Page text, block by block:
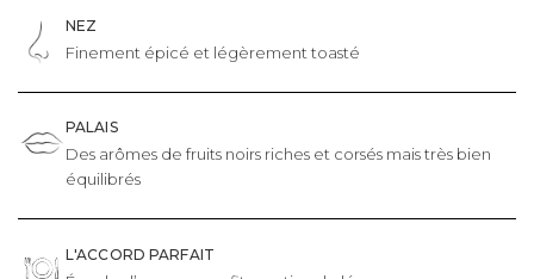
NEZ
Finement épicé et légèrement toasté
PALAIS
Des arômes de fruits noirs riches et corsés mais très bien
équilibrés
L'ACCORD PARFAIT